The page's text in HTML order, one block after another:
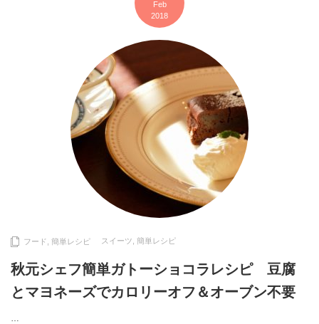
Feb
2018
フード 簡単レシピ スイーツ 簡単レシピ
秋元シェフ簡単ガトーショコラレシピ 豆腐
とマヨネーズでカロリーオフ＆オーブン不要
…